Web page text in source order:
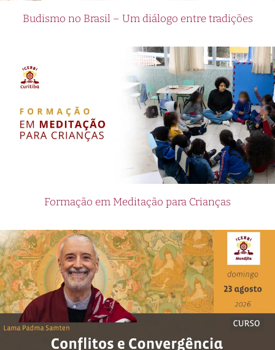
Budismo no Brasil – Um diálogo entre tradições
Formação em Meditação para Crianças